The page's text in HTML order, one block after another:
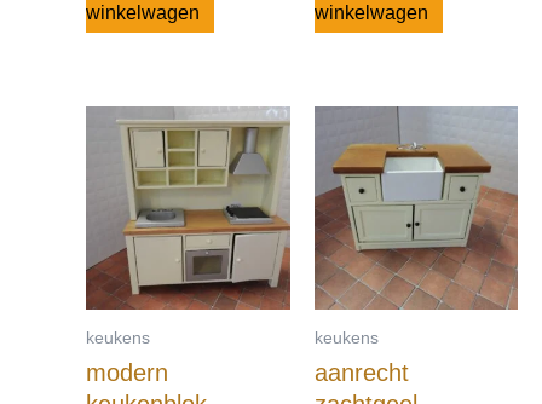
winkelwagen
winkelwagen
keukens
modern
keukens
aanrecht